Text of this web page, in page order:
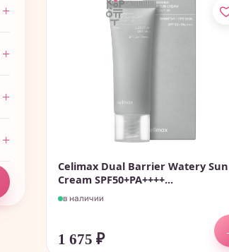
Celimax Dual Barrier Watery Sun
Cream SPF50+PA++++...
в наличии
1 675 ₽